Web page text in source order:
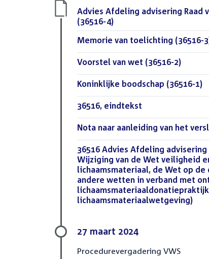
Download
bestand:
Advies Afdeling advisering Raad
(36516-4)
Download
bestand:
Memorie van toelichting (36516-
Download
bestand:
Voorstel van wet (36516-2)
Download
bestand:
Koninklijke boodschap (36516-1)
Download
bestand:
36516, eindtekst
Download
bestand:
Nota naar aanleiding van het
Download
bestand:
36516 Advies Afdeling advisering
Wijziging van de Wet veiligheid
lichaamsmateriaal, de Wet op
andere wetten in verband met
lichaamsmateriaalwetgeving)
27 maart 2024
Procedurevergadering VWS